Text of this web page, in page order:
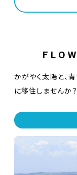
かがやく太陽と、
に移住しませんか？